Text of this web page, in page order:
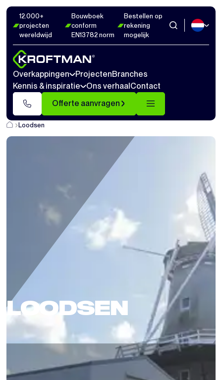
12.000+
projecten
wereldwijd
Bouwboek
conform
EN13782 norm
Bestellen op
rekening
mogelijk
Overkappingen ProjectenBranches
Kennis & inspiratie
Ons verhaalContact
Offerte aanvragen
Loodsen
LOODSEN